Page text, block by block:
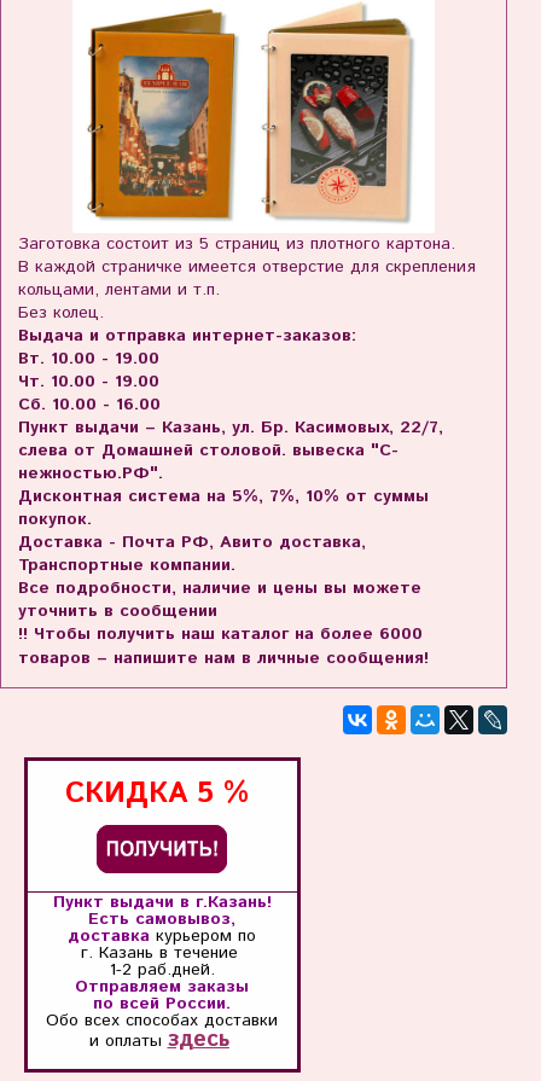
Заготовка состоит из 5 страниц из плотного картона.
В каждой страничке имеется отверстие для скрепления
кольцами, лентами и т.п.
Без колец.
Выдача и отправка интернет-заказов:
Вт. 10.00 - 19.00
Чт. 10.00 - 19.00
Сб. 10.00 - 16.00
Пункт выдачи – Казань, ул. Бр. Касимовых, 22/7,
слева от Домашней столовой. вывеска "С-
нежностью.РФ".
Дисконтная система на 5%, 7%, 10% от суммы
покупок.
Доставка - Почта РФ, Авито доставка,
Транспортные компании.
Все подробности, наличие и цены вы можете
уточнить в сообщении
!! Чтобы получить наш каталог на более 6000
товаров – напишите нам в личные сообщения!
СКИДКА 5 %
Пункт выдачи в г.Казань!
Есть самовывоз,
доставка курьером по
г. Казань в течение
1-2 раб.дней.
Отправляем заказы
по всей России.
Обо всех способахдоставки
и оплаты здесь